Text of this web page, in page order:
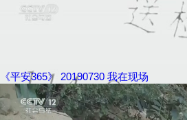
《平安365》 20190730 我在现场